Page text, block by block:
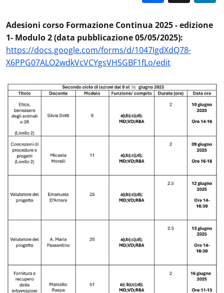
Adesioni corso Formazione Continua 2025 - edizione
1- Modulo 2 (data pubblicazione 05/05/2025):
https://docs.google.com/forms/d/1047IgdXdQ78-
X6PPG07ALO2wdkVcVCYgsVHSGBF1fLo/edit